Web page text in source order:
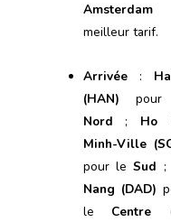
Amsterdam
meilleur tarif.
Arrivée:
(HAN) pour
Nord ; Ho
Minh-Ville
pour leSud ;
Nang (DAD)
le Centre